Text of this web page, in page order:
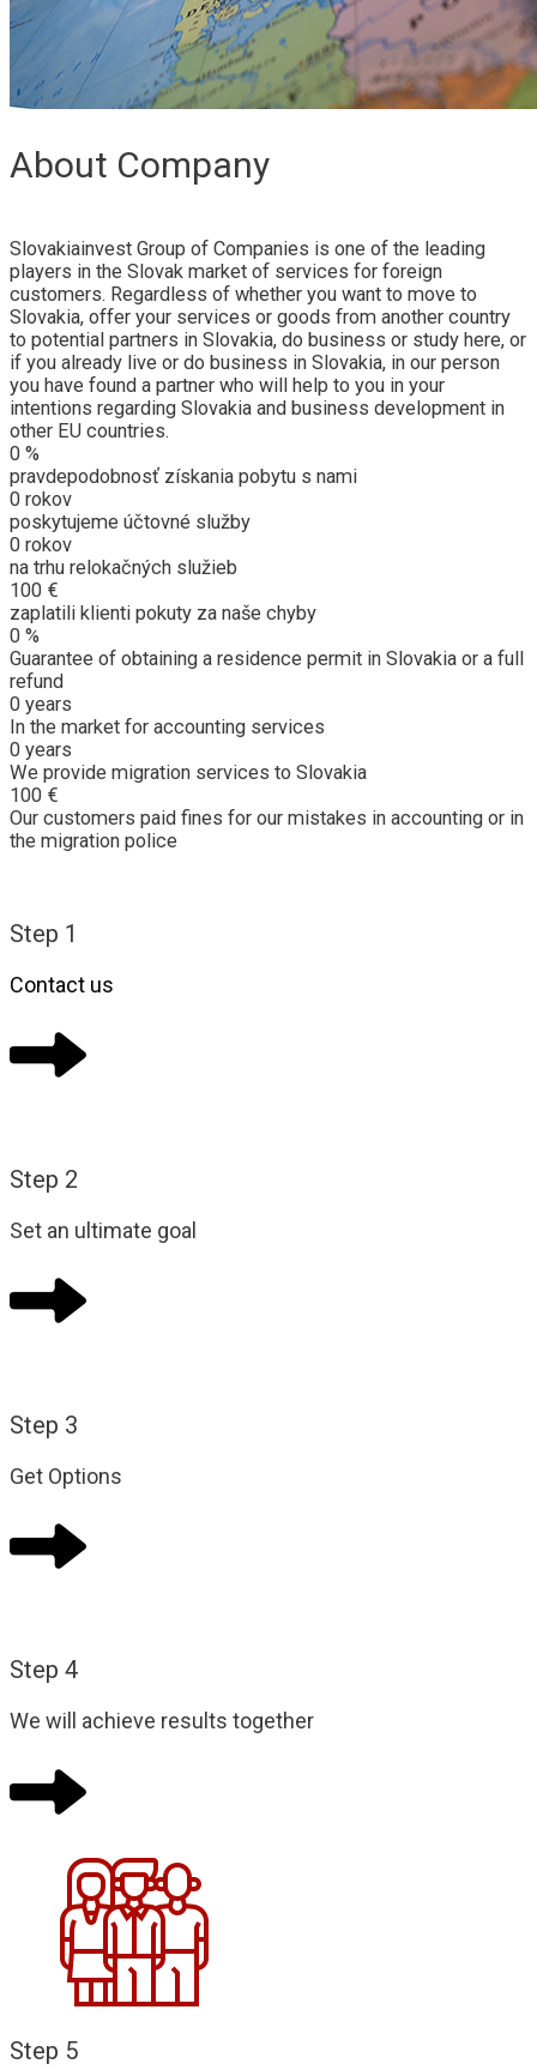
About Company
Slovakiainvest Group of Companies is one of the leading
players in the Slovak market of services for foreign
customers. Regardless of whether you want to move to
Slovakia, offer your services or goods from another country
to potential partners in Slovakia, do business or study here, or
if you already live or do business in Slovakia, in our person
you have found a partner who will help to you in your
intentions regarding Slovakia and business development in
other EU countries.
0 %
pravdepodobnosť získania pobytu s nami
0 rokov
poskytujeme účtovné služby
0 rokov
na trhu relokačných služieb
100 €
zaplatili klienti pokuty za naše chyby
0 %
Guarantee of obtaining a residence permit in Slovakia or a full
refund
0 years
In the market for accounting services
0 years
We provide migration services to Slovakia
100 €
Our customers paid fines for our mistakes in accounting or in
the migration police
Step 1
Contact us
Step 2
Set an ultimate goal
Step 3
Get Options
Step 4
We will achieve results together
Step 5